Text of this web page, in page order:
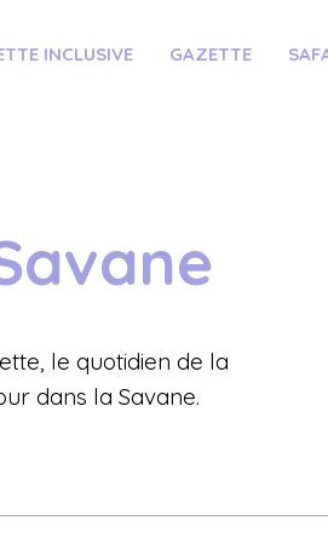
INCLUSIVE GAZETTE
le quotidien de la
dans la Savane.